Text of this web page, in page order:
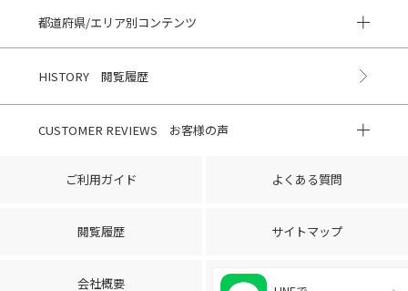
都道府県/エリア別コンテンツ
HISTORY 閲覧履歴
CUSTOMER REVIEWS お客様の声
ご利用ガイド よくある質問
閲覧履歴 サイトマップ
会社概要